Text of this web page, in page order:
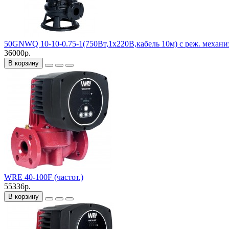
50GNWQ 10-10-0.75-1(750Вт,1х220В,кабель 10м) с реж.
36000р.
В корзину
WRE 40-100F (частот.)
55336р.
В корзину